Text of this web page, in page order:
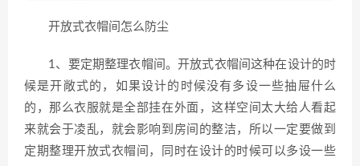
开放式衣帽间怎么防尘
1、要定期整理衣帽间。开放式衣帽间这种在设计的时
候是开敞式的，如果设计的时候没有多设一些抽屉什么
的，那么衣服就是全部挂在外面，这样空间太大给人看起
来就会于凌乱，就会影响到房间的整洁，所以一定要做到
定期整理开放式衣帽间，同时在设计的时候可以多设一些